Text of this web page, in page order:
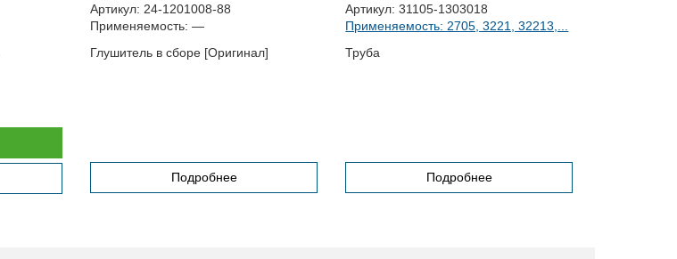
Артикул: 24-1201008-88
Применяемость: —
Глушитель в сборе [Оригинал]
Подробнее
Артикул: 31105-1303018
Применяемость: 2705, 3221, 32213,...
Труба
Подробнее